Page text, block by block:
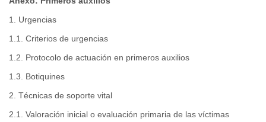
1. Urgencias
1.1. Criterios de urgencias
1.2. Protocolo de actuación en primeros auxilios
1.3. Botiquines
2. Técnicas de soporte vital
2.1. Valoración inicial o evaluación primaria de las víctimas